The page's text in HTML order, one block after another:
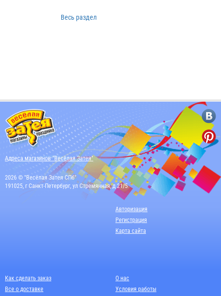
Весь раздел
Адреса магазинов "Весёлая Затея"
2026 © "Весёлая Затея СПб"
191025, г Санкт-Петербург, ул Стремянная, д 21/5
Авторизация
Регистрация
Карта сайта
Как сделать заказ
Все о доставке
О нас
Условия работы